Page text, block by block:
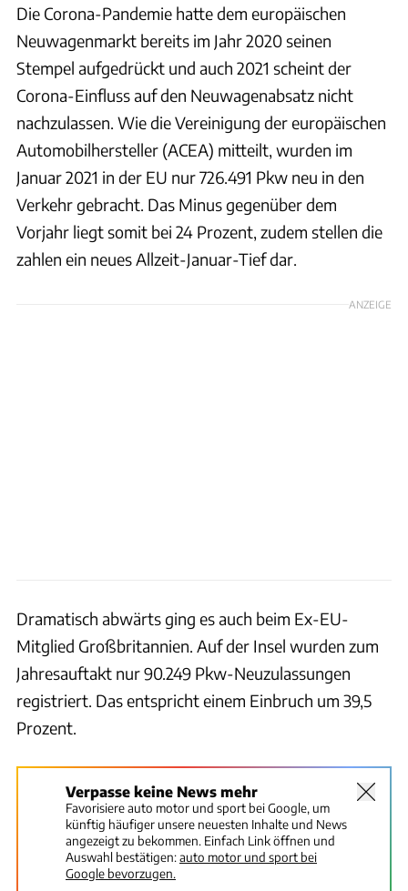
Die Corona-Pandemie hatte dem europäischen
Neuwagenmarkt bereits im Jahr 2020 seinen
Stempel aufgedrückt und auch 2021 scheint der
Corona-Einfluss auf den Neuwagenabsatz nicht
nachzulassen. Wie die Vereinigung der europäischen
Automobilhersteller (ACEA) mitteilt, wurden im
Januar 2021 in der EU nur 726.491 Pkw neu in den
Verkehr gebracht. Das Minus gegenüber dem
Vorjahr liegt somit bei 24 Prozent, zudem stellen die
zahlen ein neues Allzeit-Januar-Tief dar.
ANZEIGE
Dramatisch abwärts ging es auch beim Ex-EU-
Mitglied Großbritannien. Auf der Insel wurden zum
Jahresauftakt nur 90.249 Pkw-Neuzulassungen
registriert. Das entspricht einem Einbruch um 39,5
Prozent.
Verpasse keine News mehr
Favorisiere auto motor und sport bei Google, um
künftig häufiger unsere neuesten Inhalte und News
angezeigt zu bekommen. Einfach Link öffnen und
Auswahl bestätigen:auto motor und sport bei
Google bevorzugen.